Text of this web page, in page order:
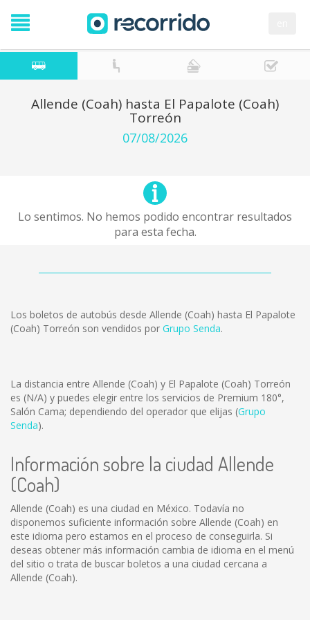
Allende (Coah) hasta El Papalote (Coah)
Torreón
07/08/2026
Lo sentimos. No hemos podido encontrar resultados
para esta fecha.
Los boletos de autobús desde Allende (Coah) hasta El Papalote
(Coah) Torreón son vendidos por Grupo Senda.
La distancia entre Allende (Coah) y El Papalote (Coah) Torreón
es (N/A) y puedes elegir entre los servicios de Premium 180°,
Salón Cama; dependiendo del operador que elijas (Grupo
Senda).
Información sobre la ciudad Allende
(Coah)
Allende (Coah) es una ciudad en México. Todavía no
disponemos suficiente información sobre Allende (Coah) en
este idioma pero estamos en el proceso de conseguirla. Si
deseas obtener más información cambia de idioma en el menú
del sitio o trata de buscar boletos a una ciudad cercana a
Allende (Coah).